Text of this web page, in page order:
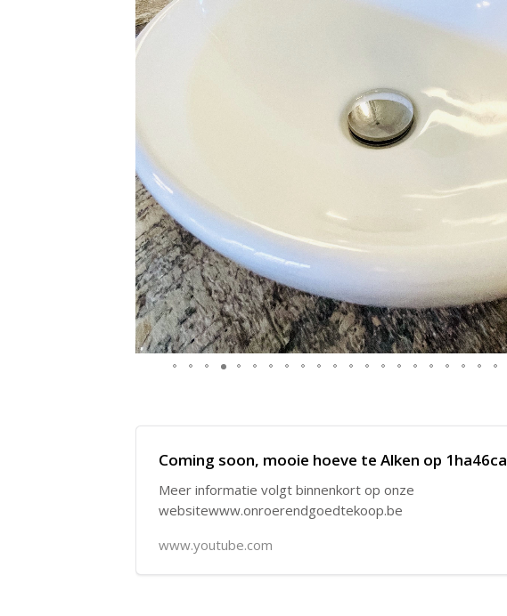
Coming soon, mooie hoeve te Alken op 1ha46ca
Meer informatie volgt binnenkort op onze
websitewww.onroerendgoedtekoop.be
www.youtube.com